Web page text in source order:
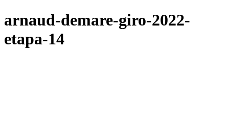
arnaud-demare-giro-2022-
etapa-14